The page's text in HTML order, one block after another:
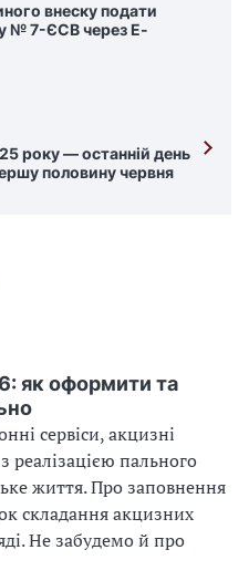
внеску подати
№ 7-ЄСВ через Е-
року — останній день
половину червня
як оформити та
сервіси, акцизні
реалізацією пального
життя. Про заповнення
складання акцизних
Не забудемо й про